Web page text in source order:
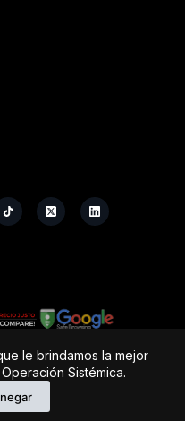
le brindamos la mejor
Sistémica.
Sistémica
y casa de